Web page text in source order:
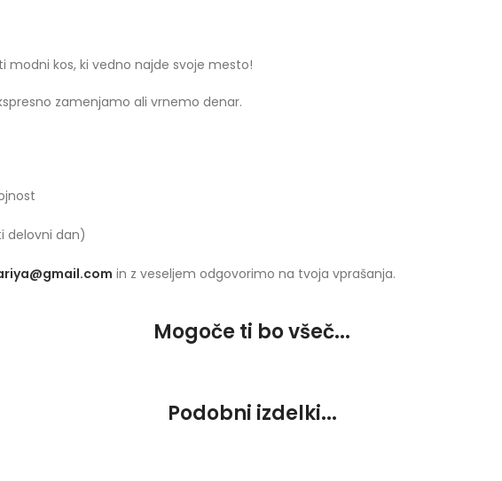
modni kos, ki vedno najde svoje mesto!
zamenjamo ali vrnemo denar.
delovni dan)
in z veseljem odgovorimo na tvoja vprašanja.
Mogoče ti bo všeč...
Podobni izdelki...